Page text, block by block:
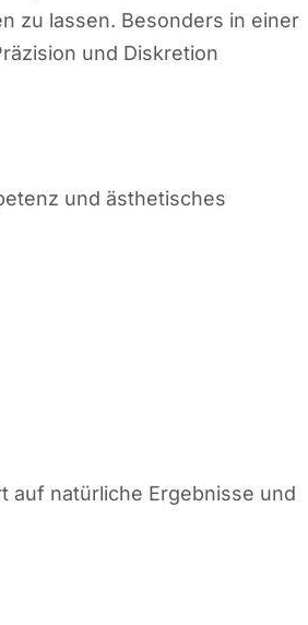
zu lassen. Besonders in einer
und Diskretion
und ästhetisches
auf natürliche Ergebnisse und